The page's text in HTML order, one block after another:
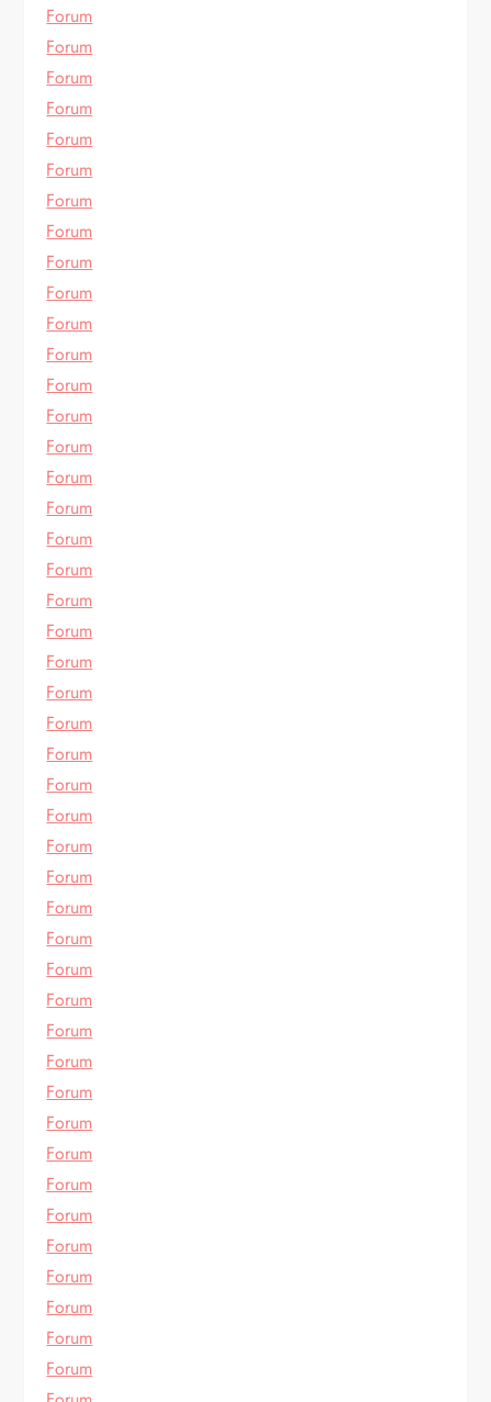
Forum
Forum
Forum
Forum
Forum
Forum
Forum
Forum
Forum
Forum
Forum
Forum
Forum
Forum
Forum
Forum
Forum
Forum
Forum
Forum
Forum
Forum
Forum
Forum
Forum
Forum
Forum
Forum
Forum
Forum
Forum
Forum
Forum
Forum
Forum
Forum
Forum
Forum
Forum
Forum
Forum
Forum
Forum
Forum
Forum